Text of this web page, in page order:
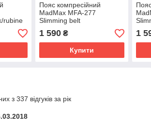
rubine
Пояс компресійний
MadMax MFA-277
Slimming belt
1 590₴
Купити
1
з 337 відгуків за рік